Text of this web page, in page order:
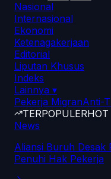
Nasional
Internasional
Ekonomi
Ketenagakerjaan
Editorial
Liputan Khusus
Indeks
Lainnya ▾
Pekerja MigranAnti-
TERPOPULERHOT
News
Aliansi Buruh Desak
Penuhi Hak Pekerja